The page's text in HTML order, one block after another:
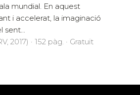
mundial. En aquest
i accelerat, la imaginació
sent...
2017) · 152 pàg. · Gratuït